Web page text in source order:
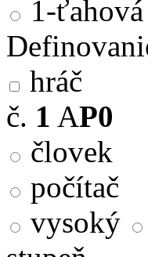
1-
hráč
č. 1 AP0
človek
počítač
vysoký